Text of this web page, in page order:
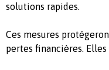
solutions rapides.
Ces mesures
pertes financières.